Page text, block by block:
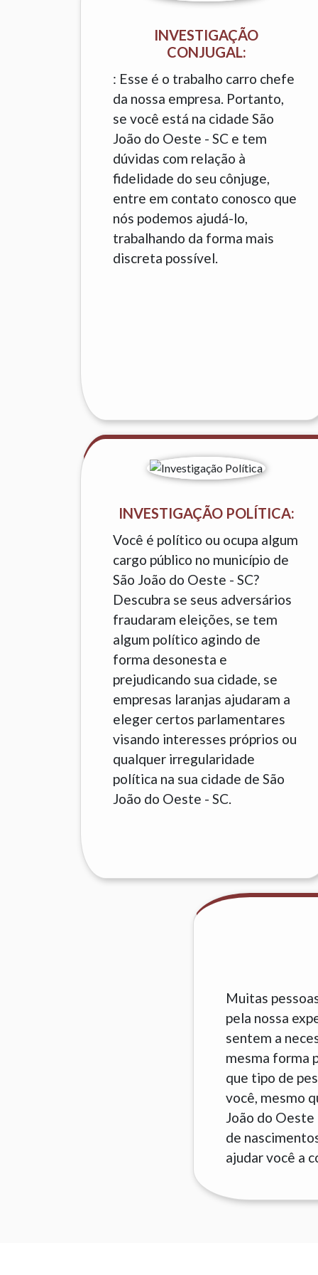
INVESTIGAÇÃO
CONJUGAL:
: Esse é o trabalho carro chefe
da nossa empresa. Portanto,
se você está na cidade São
João do Oeste - SC e tem
dúvidas com relação à
fidelidade do seu cônjuge,
entre em contato conosco que
nós podemos ajudá-lo,
trabalhando da forma mais
discreta possível.
INVESTIGAÇÃO POLÍTICA:
Você é político ou ocupa algum
cargo público no município de
São João do Oeste - SC?
Descubra se seus adversários
fraudaram eleições, se tem
algum político agindo de
forma desonesta e
prejudicando sua cidade, se
empresas laranjas ajudaram a
eleger certos parlamentares
visando interesses próprios ou
qualquer irregularidade
política na sua cidade de São
João do Oeste - SC.
Muitas
pela nossa
sentem a
mesma forma
que tipo de
você, mesmo
João do Oeste
de
ajudar você a